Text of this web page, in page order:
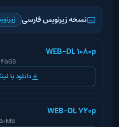
نسخه زیرنویس فارسی
WEB-DL 1080p
دانلود با
WEB-DL 720p